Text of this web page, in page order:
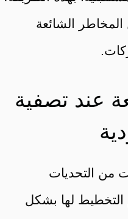
الشائعة
عند تصفية
من التحديات
التخطيط لها بشكل